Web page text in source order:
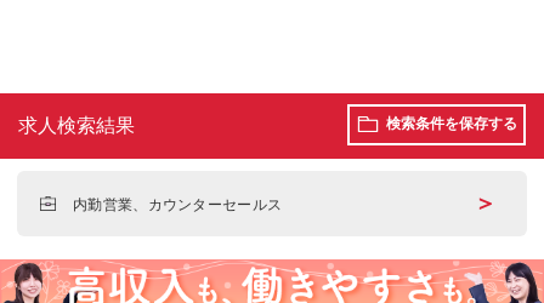
求人検索結果 検索条件を保存する
内勤営業、カウンターセールス ＞